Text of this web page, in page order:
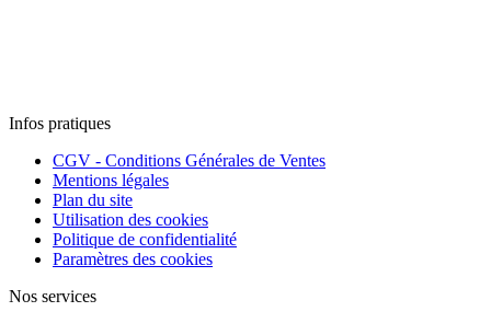
Infos pratiques
CGV - Conditions Générales de Ventes
Mentions légales
Plan du site
Utilisation des cookies
Politique de confidentialité
Paramètres des cookies
Nos services